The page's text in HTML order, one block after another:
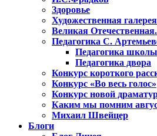
Здоровье
Художественная
Великая
Педагогика С.
Педагогика школы
Педагогика двора
Конкурс короткого
Конкурс «Во весь голос»
Конкурс новой
Каким мы помним
Михаил Швейцер
Блоги